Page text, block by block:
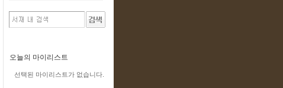
오늘의 마이리스트
선택된 마이리스트가 없습니다.